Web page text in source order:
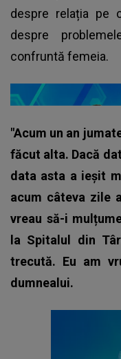
despre relația pe
despre
confruntă femeia.
"Acum un an
făcut alta. Dacă
data asta a ieșit
acum câteva zile
vreau să-i
la Spitalul din
trecută. Eu am
dumnealui.